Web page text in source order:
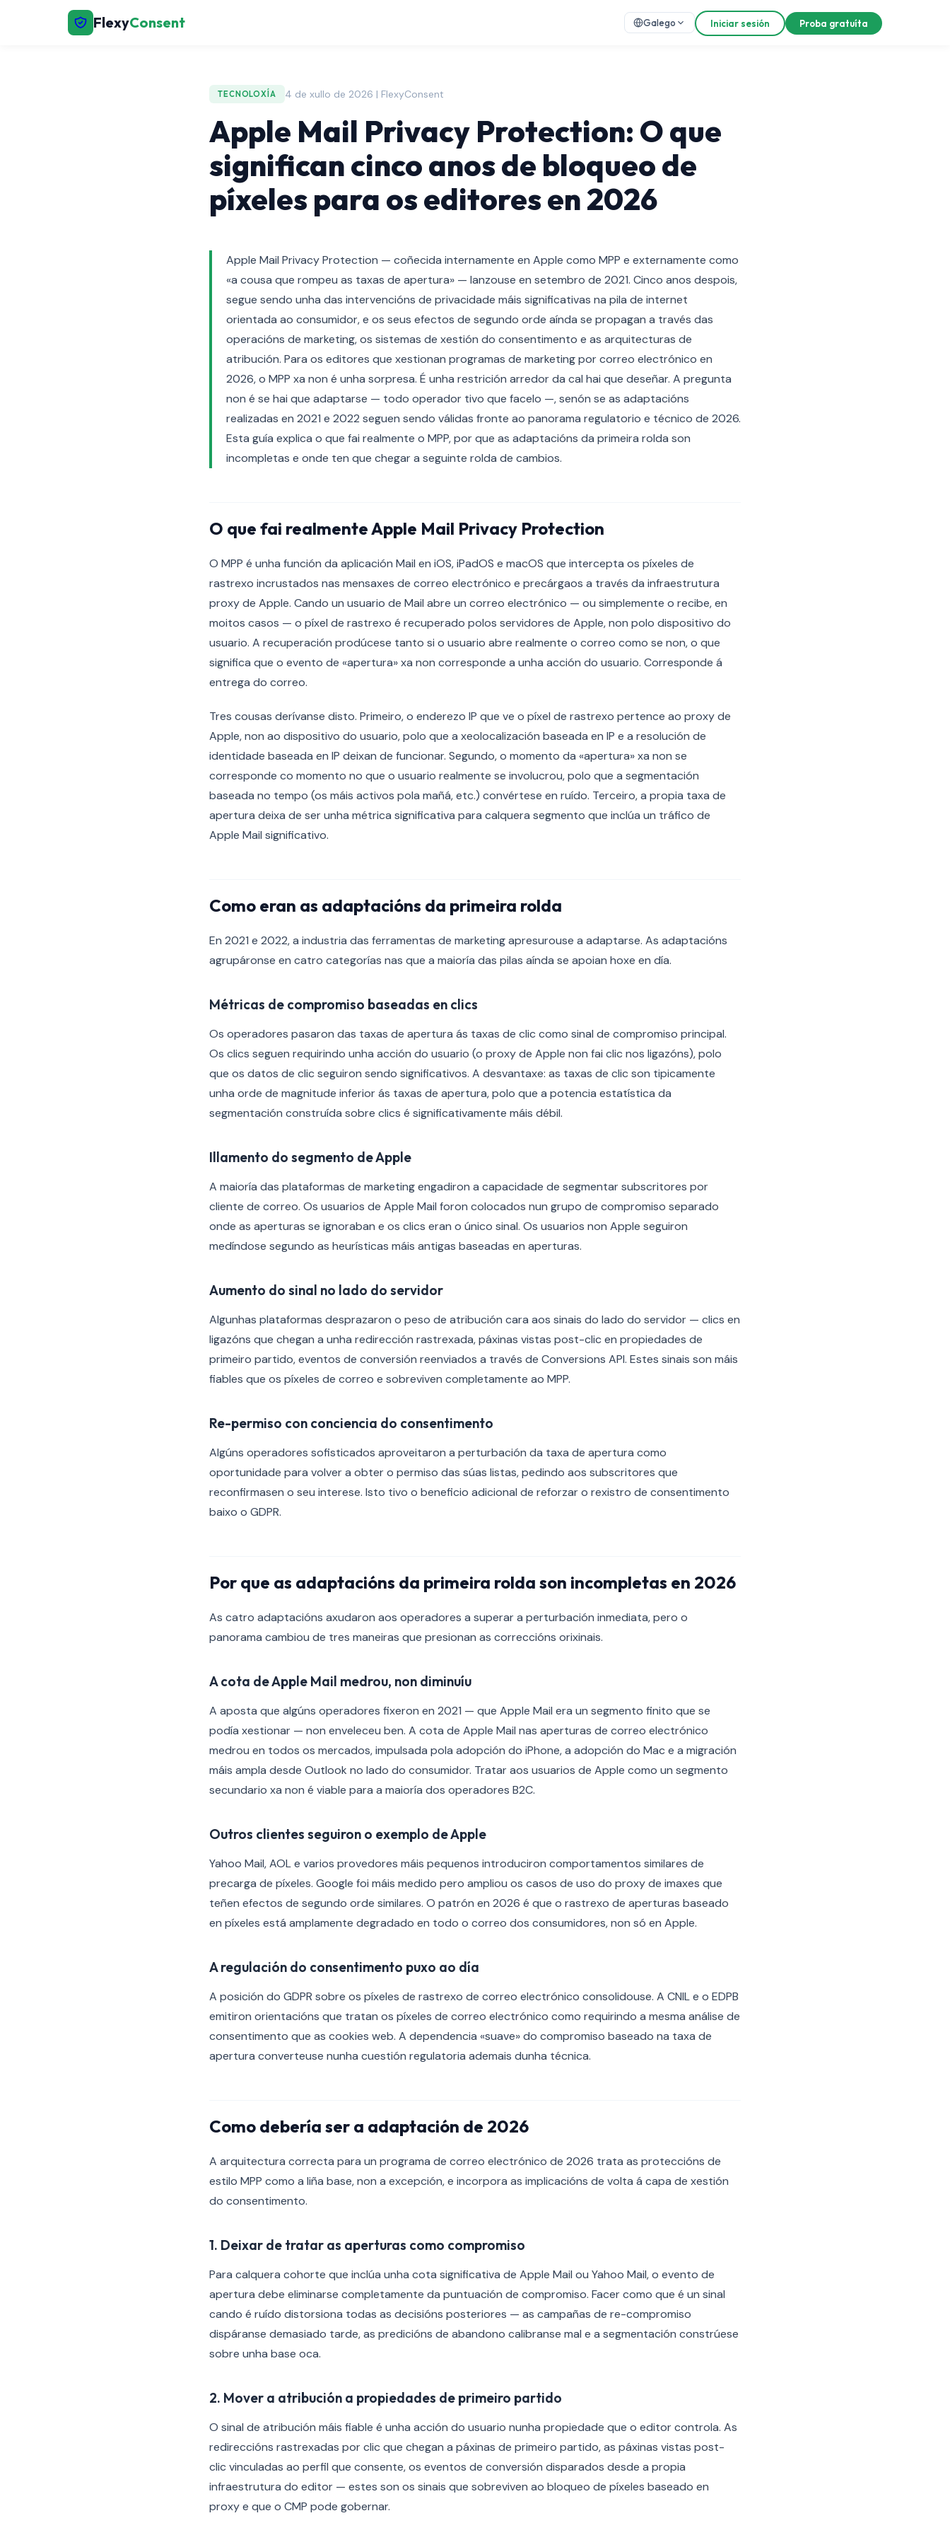
FlexyConsent Galego Iniciar sesión Proba gratuíta
TECNOLOXÍA 4 de xullo de 2026 | FlexyConsent
Apple Mail Privacy Protection: O que
significan cinco anos de bloqueo de
píxeles para os editores en 2026
Apple Mail Privacy Protection — coñecida internamente en Apple como MPP e externamente como
«a cousa que rompeu as taxas de apertura» — lanzouse en setembro de 2021. Cinco anos despois,
segue sendo unha das intervencións de privacidade máis significativas na pila de internet
orientada ao consumidor, e os seus efectos de segundo orde aínda se propagan a través das
operacións de marketing, os sistemas de xestión do consentimento e as arquitecturas de
atribución. Para os editores que xestionan programas de marketing por correo electrónico en
2026, o MPP xa non é unha sorpresa. É unha restrición arredor da cal hai que deseñar. A pregunta
non é se hai que adaptarse — todo operador tivo que facelo —, senón se as adaptacións
realizadas en 2021 e 2022 seguen sendo válidas fronte ao panorama regulatorio e técnico de 2026.
Esta guía explica o que fai realmente o MPP, por que as adaptacións da primeira rolda son
incompletas e onde ten que chegar a seguinte rolda de cambios.
O que fai realmente Apple Mail Privacy Protection
O MPP é unha función da aplicación Mail en iOS, iPadOS e macOS que intercepta os píxeles de
rastrexo incrustados nas mensaxes de correo electrónico e precárgaos a través da infraestrutura
proxy de Apple. Cando un usuario de Mail abre un correo electrónico — ou simplemente o recibe, en
moitos casos — o píxel de rastrexo é recuperado polos servidores de Apple, non polo dispositivo do
usuario. A recuperación prodúcese tanto si o usuario abre realmente o correo como se non, o que
significa que o evento de «apertura» xa non corresponde a unha acción do usuario. Corresponde á
entrega do correo.
Tres cousas derívanse disto. Primeiro, o enderezo IP que ve o píxel de rastrexo pertence ao proxy de
Apple, non ao dispositivo do usuario, polo que a xeolocalización baseada en IP e a resolución de
identidade baseada en IP deixan de funcionar. Segundo, o momento da «apertura» xa non se
corresponde co momento no que o usuario realmente se involucrou, polo que a segmentación
baseada no tempo (os máis activos pola mañá, etc.) convértese en ruído. Terceiro, a propia taxa de
apertura deixa de ser unha métrica significativa para calquera segmento que inclúa un tráfico de
Apple Mail significativo.
Como eran as adaptacións da primeira rolda
En 2021 e 2022, a industria das ferramentas de marketing apresurouse a adaptarse. As adaptacións
agrupáronse en catro categorías nas que a maioría das pilas aínda se apoian hoxe en día.
Métricas de compromiso baseadas en clics
Os operadores pasaron das taxas de apertura ás taxas de clic como sinal de compromiso principal.
Os clics seguen requirindo unha acción do usuario (o proxy de Apple non fai clic nos ligazóns), polo
que os datos de clic seguiron sendo significativos. A desvantaxe: as taxas de clic son tipicamente
unha orde de magnitude inferior ás taxas de apertura, polo que a potencia estatística da
segmentación construída sobre clics é significativamente máis débil.
Illamento do segmento de Apple
A maioría das plataformas de marketing engadiron a capacidade de segmentar subscritores por
cliente de correo. Os usuarios de Apple Mail foron colocados nun grupo de compromiso separado
onde as aperturas se ignoraban e os clics eran o único sinal. Os usuarios non Apple seguiron
medíndose segundo as heurísticas máis antigas baseadas en aperturas.
Aumento do sinal no lado do servidor
Algunhas plataformas desprazaron o peso de atribución cara aos sinais do lado do servidor — clics en
ligazóns que chegan a unha redirección rastrexada, páxinas vistas post-clic en propiedades de
primeiro partido, eventos de conversión reenviados a través de Conversions API. Estes sinais son máis
fiables que os píxeles de correo e sobreviven completamente ao MPP.
Re-permiso con conciencia do consentimento
Algúns operadores sofisticados aproveitaron a perturbación da taxa de apertura como
oportunidade para volver a obter o permiso das súas listas, pedindo aos subscritores que
reconfirmasen o seu interese. Isto tivo o beneficio adicional de reforzar o rexistro de consentimento
baixo o GDPR.
Por que as adaptacións da primeira rolda son incompletas en 2026
As catro adaptacións axudaron aos operadores a superar a perturbación inmediata, pero o
panorama cambiou de tres maneiras que presionan as correccións orixinais.
A cota de Apple Mail medrou, non diminuíu
A aposta que algúns operadores fixeron en 2021 — que Apple Mail era un segmento finito que se
podía xestionar — non enveleceu ben. A cota de Apple Mail nas aperturas de correo electrónico
medrou en todos os mercados, impulsada pola adopción do iPhone, a adopción do Mac e a migración
máis ampla desde Outlook no lado do consumidor. Tratar aos usuarios de Apple como un segmento
secundario xa non é viable para a maioría dos operadores B2C.
Outros clientes seguiron o exemplo de Apple
Yahoo Mail, AOL e varios provedores máis pequenos introduciron comportamentos similares de
precarga de píxeles. Google foi máis medido pero ampliou os casos de uso do proxy de imaxes que
teñen efectos de segundo orde similares. O patrón en 2026 é que o rastrexo de aperturas baseado
en píxeles está amplamente degradado en todo o correo dos consumidores, non só en Apple.
A regulación do consentimento puxo ao día
A posición do GDPR sobre os píxeles de rastrexo de correo electrónico consolidouse. A CNIL e o EDPB
emitiron orientacións que tratan os píxeles de correo electrónico como requirindo a mesma análise de
consentimento que as cookies web. A dependencia «suave» do compromiso baseado na taxa de
apertura converteuse nunha cuestión regulatoria ademais dunha técnica.
Como debería ser a adaptación de 2026
A arquitectura correcta para un programa de correo electrónico de 2026 trata as proteccións de
estilo MPP como a liña base, non a excepción, e incorpora as implicacións de volta á capa de xestión
do consentimento.
1. Deixar de tratar as aperturas como compromiso
Para calquera cohorte que inclúa unha cota significativa de Apple Mail ou Yahoo Mail, o evento de
apertura debe eliminarse completamente da puntuación de compromiso. Facer como que é un sinal
cando é ruído distorsiona todas as decisións posteriores — as campañas de re-compromiso
dispáranse demasiado tarde, as predicións de abandono calibranse mal e a segmentación constrúese
sobre unha base oca.
2. Mover a atribución a propiedades de primeiro partido
O sinal de atribución máis fiable é unha acción do usuario nunha propiedade que o editor controla. As
redireccións rastrexadas por clic que chegan a páxinas de primeiro partido, as páxinas vistas post-
clic vinculadas ao perfil que consente, os eventos de conversión disparados desde a propia
infraestrutura do editor — estes son os sinais que sobreviven ao bloqueo de píxeles baseado en
proxy e que o CMP pode gobernar.